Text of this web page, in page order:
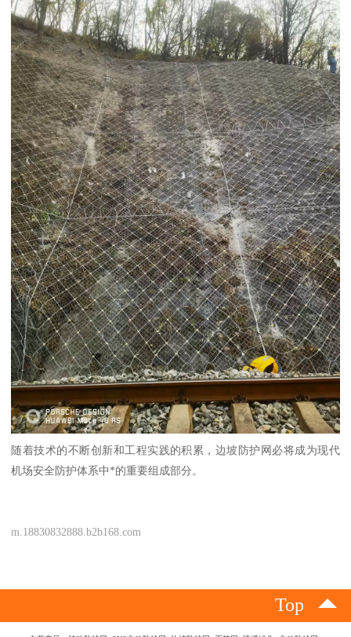
随着技术的不断创新和工程实践的积累，边坡防护网必将成为现代
机场安全防护体系中*的重要组成部分。
m.18830832888.b2b168.com
Top